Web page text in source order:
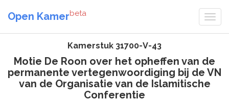
Open Kamerbeta
Kamerstuk 31700-V-43
Motie De Roon over het opheffen van de
permanente vertegenwoordiging bij de VN
van de Organisatie van de Islamitische
Conferentie